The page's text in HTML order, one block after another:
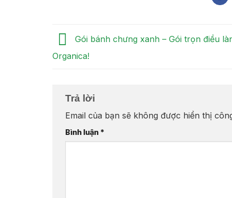
Gói bánh chưng xanh – Gói trọn điều
Organica!
Trả lời
Email của bạn sẽ không được hiển thị
Bình luận *